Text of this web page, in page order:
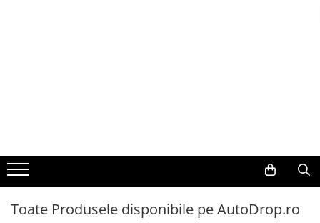
Volkswagen
Audi
Toate Produsele disponibile pe AutoDrop.ro